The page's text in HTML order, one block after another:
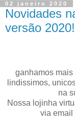
02 janeiro 2020
Novidades
versão 2020!
ganhamos
lindissimos,
na
Nossa lojinha
via email